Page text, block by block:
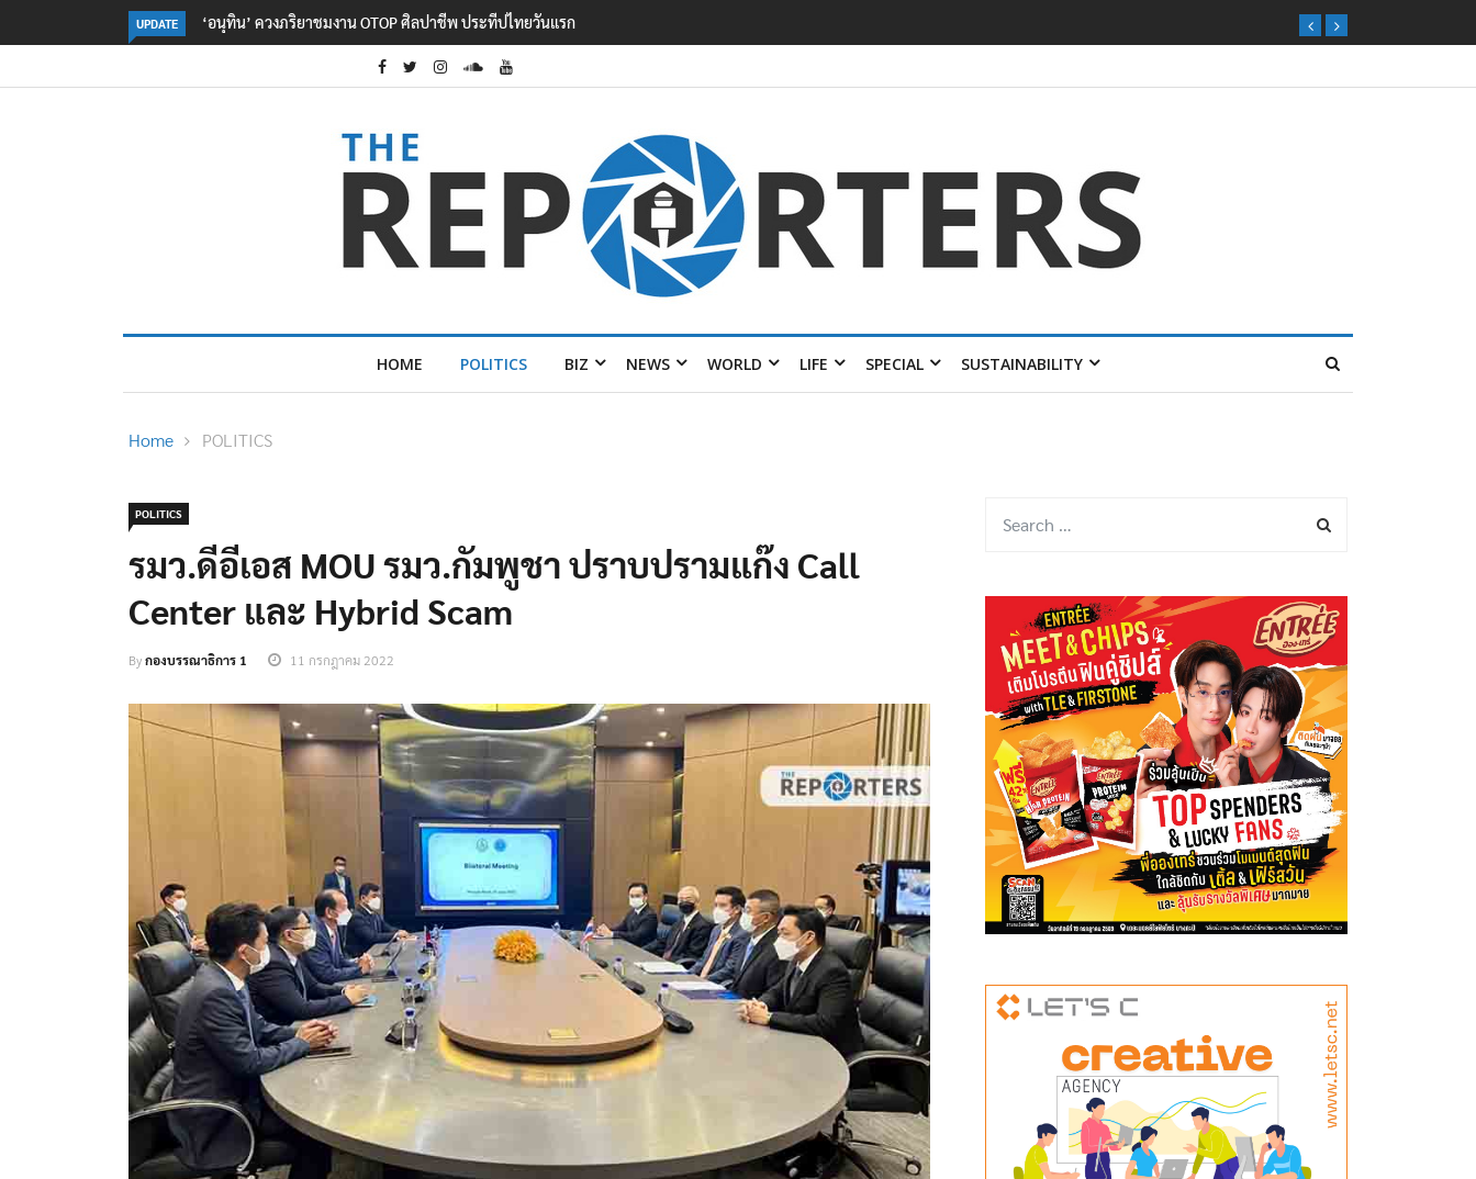
UPDATE
ศิลปาชีพ ประทีปไทยวันแรกลอรีอัลโชว์ผลประกอบการครึ่งปีแรกโต 6.5% กวาดรายได้
2.3 หมื่นล้านยูโร คว้าไลเซนส์ ‘กุชชี่’ 50 ปี พร้อมส่ง 4 แบรนด์
HOME POLITICS BIZ NEWS WORLD LIFE SPECIAL SUSTAINABILITY
Home POLITICS
POLITICS
รมว.ดีอีเอส MOU รมว.กัมพูชา ปราบปรามแก๊ง Call
Center และ Hybrid Scam
Byกองบรรณาธิการ 1 11 กรกฎาคม 2022